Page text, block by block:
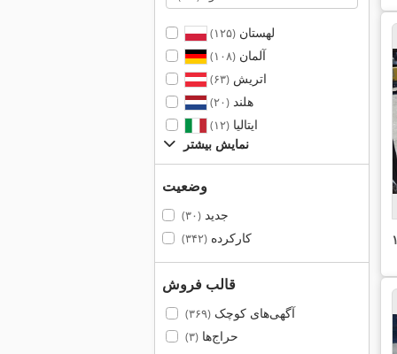
لهستان(۱۲۵)
آلمان(۱۰۸)
اتریش(۶۳)
هلند(۲۰)
ایتالیا(۱۲)
نمایش بیشتر
وضعیت
جدید(۳۰)
کارکرده(۳۴۲)
قالب فروش
آگهی‌های کوچک(۳۶۹)
حراج‌ها(۳)